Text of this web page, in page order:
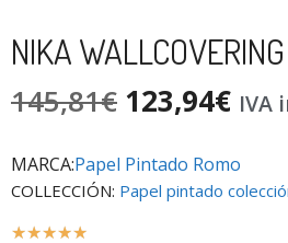
NIKA
145,81€ 123,94€ IVA
MARCA:Papel Pintado Romo
COLLECCIÓN: Papel pintado
☆☆☆☆☆